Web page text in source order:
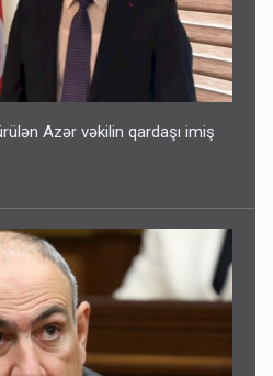
Azər vəkilin qardaşı imiş